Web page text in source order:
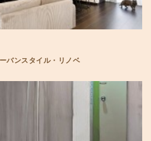
バンスタイル・リノベ